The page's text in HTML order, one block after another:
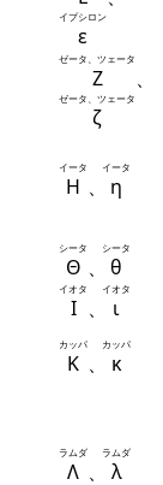
ε
イプシロン
Ζ
ゼータ、ツェータ
、
ζ
ゼータ、ツェータ
Η
イータ
、 η
イータ
Θ
シータ
、 θ
シータ
Ι
イオタ
、 ι
イオタ
Κ
カッパ
、 κ
カッパ
Λ
ラムダ
、 λ
ラムダ